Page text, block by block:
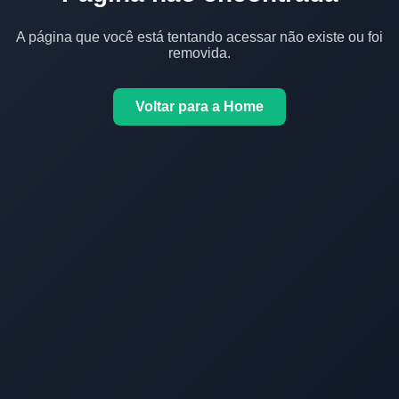
A página que você está tentando acessar não existe ou foi
removida.
Voltar para a Home